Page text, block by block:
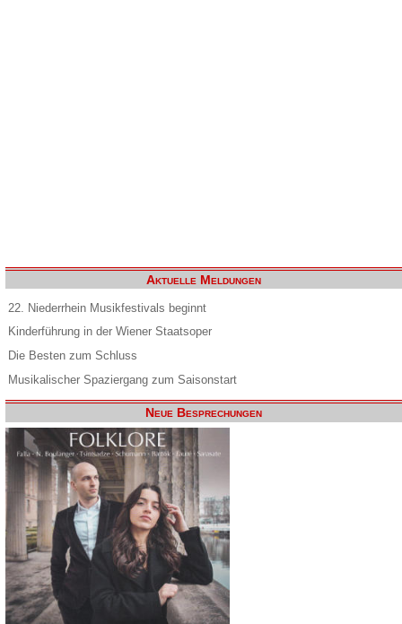
Aktuelle Meldungen
22. Niederrhein Musikfestivals beginnt
Kinderführung in der Wiener Staatsoper
Die Besten zum Schluss
Musikalischer Spaziergang zum Saisonstart
Neue Besprechungen